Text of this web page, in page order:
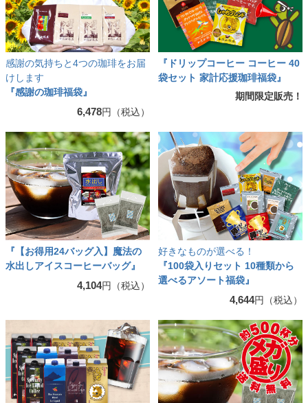
感謝の気持ちと4つの珈琲をお届
けします
『感謝の珈琲福袋』
6,478円（税込）
『ドリップコーヒー コーヒー 40
袋セット 家計応援珈琲福袋』
期間限定販売！
『【お得用24バッグ入】魔法の
水出しアイスコーヒーバッグ』
4,104円（税込）
好きなものが選べる！
『100袋入りセット 10種類から
選べるアソート福袋』
4,644円（税込）